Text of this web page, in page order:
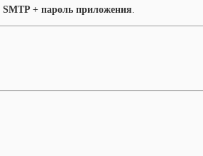
SMTP + пароль приложения.